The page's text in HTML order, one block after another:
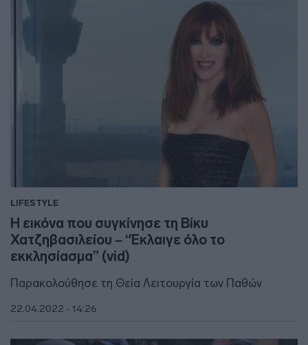
LIFESTYLE
Η εικόνα που συγκίνησε τη Βίκυ
Χατζηβασιλείου – “Έκλαιγε όλο το
εκκλησίασμα” (vid)
Παρακολούθησε τη Θεία Λειτουργία των Παθών
22.04.2022 - 14:26